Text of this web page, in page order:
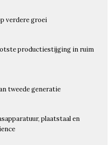
verdere groei
productiestijging in ruim
tweede generatie
plaatstaal en